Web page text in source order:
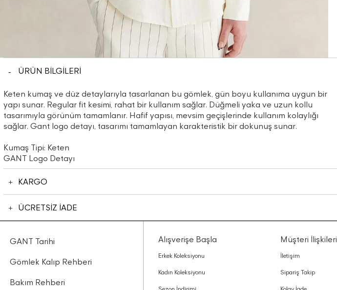
ÜRÜN BİLGİLERİ
Keten kumaş ve düz detaylarıyla tasarlanan bu gömlek, gün boyu kullanıma uygun bir
yapı sunar. Regular fit kesimi, rahat bir kullanım sağlar. Düğmeli yaka ve uzun kollu
tasarımıyla görünüm tamamlanır. Hafif yapısı, mevsim geçişlerinde kullanım kolaylığı
sağlar. Gant logo detayı, tasarımı tamamlayan karakteristik bir dokunuş sunar.
Kumaş Tipi: Keten
GANT Logo Detayı
KARGO
ÜCRETSİZ İADE
GANT Tarihi
Gömlek Kalıp Rehberi
Bakım Rehberi
Alışverişe Başla
Erkek Koleksiyonu
Kadın Koleksiyonu
Müşteri İlişkileri
İletişim
Sipariş Takip